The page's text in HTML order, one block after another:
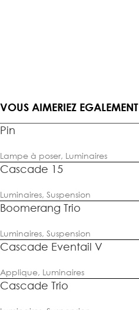
VOUS AIMERIEZ EGALEMENT
Pin
Lampe à poser, Luminaires
Cascade 15
Luminaires, Suspension
Boomerang Trio
Luminaires, Suspension
Cascade Eventail V
Applique, Luminaires
Cascade Trio